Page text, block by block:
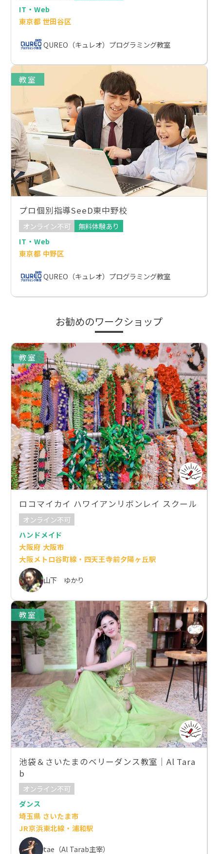
IT・Web
東京都 世田谷区
QUREO（キュレオ）プログラミング教室
教室
プロ個別指導SeeD東中野校
オンライン不可
無料体験あり
IT・Web
東京都 中野区
QUREO（キュレオ）プログラミング教室
お勧めのワークショップ
教室
ロコマイカイ ハワイアンリボンレイ スクール
オンライン不可
ハンドメイド
大阪府 大阪市
大阪メトロ谷町線・四天王寺前夕陽ヶ丘駅
山下 ゆかり
教室
池袋＆さいたまのベリーダンス教室｜Al Tara
b
オンライン不可
ダンス
埼玉県 さいたま市
JR京浜東北線・浦和駅
tae（Al Tarab主宰）